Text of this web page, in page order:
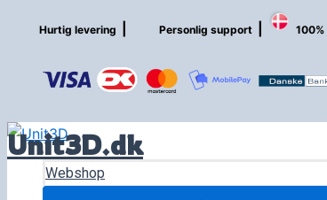
Hurtig levering Personlig support
Unit3D.dk
Webshop